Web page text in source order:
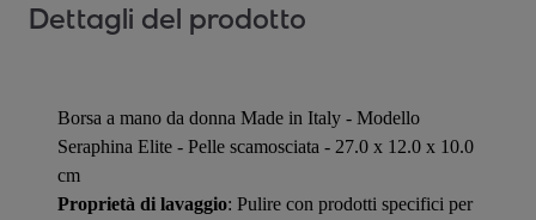
Dettagli del prodotto
Borsa a mano da donna Made in Italy - Modello
Seraphina Elite - Pelle scamosciata - 27.0 x 12.0 x 10.0
cm
Proprietà di lavaggio: Pulire con prodotti specifici per